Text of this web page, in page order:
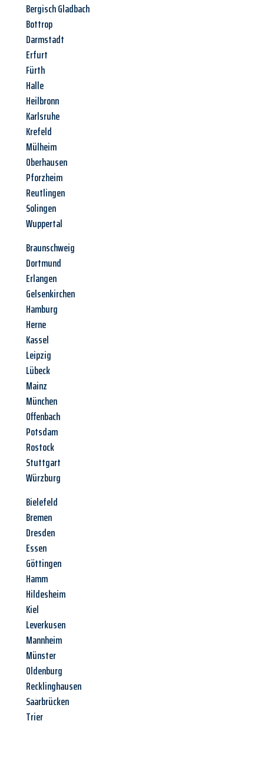
Bergisch Gladbach
Bottrop
Darmstadt
Erfurt
Fürth
Halle
Heilbronn
Karlsruhe
Krefeld
Mülheim
Oberhausen
Pforzheim
Reutlingen
Solingen
Wuppertal
Braunschweig
Dortmund
Erlangen
Gelsenkirchen
Hamburg
Herne
Kassel
Leipzig
Lübeck
Mainz
München
Offenbach
Potsdam
Rostock
Stuttgart
Würzburg
Bielefeld
Bremen
Dresden
Essen
Göttingen
Hamm
Hildesheim
Kiel
Leverkusen
Mannheim
Münster
Oldenburg
Recklinghausen
Saarbrücken
Trier